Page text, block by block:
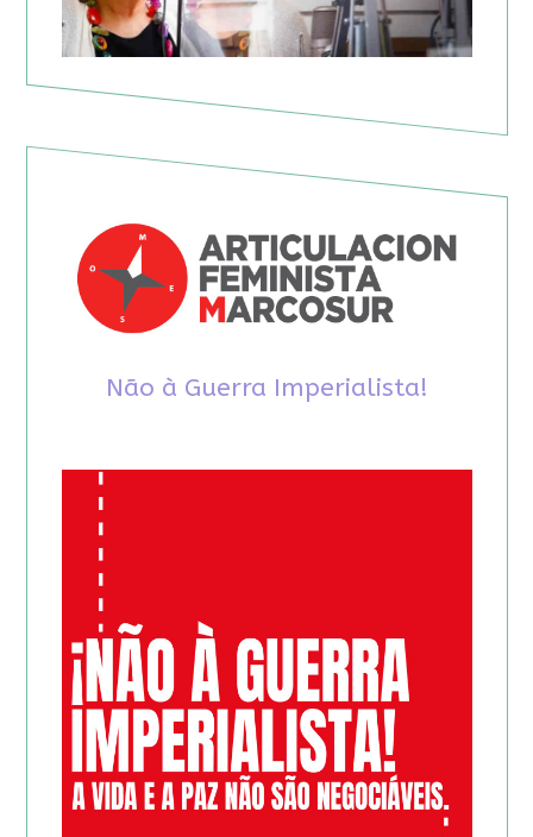
Não à Guerra Imperialista!